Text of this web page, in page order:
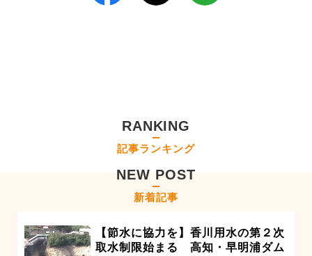
RANKING
記事ランキング
NEW POST
新着記事
【節水に協力を】香川用水の第２次
取水制限始まる 高知・早明浦ダム